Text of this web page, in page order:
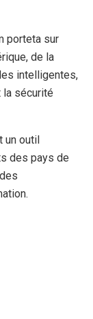
porteta sur
de la
intelligentes,
la sécurité
un outil
des pays de